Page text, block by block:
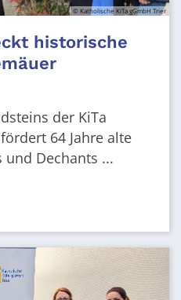
© Katholische KiTa gGmbH Trier
historische
der KiTa
64 Jahre alte
und Dechants ...